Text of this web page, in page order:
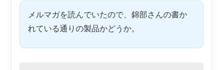
メルマガを読んでいたので、錦部さんの書か
れている通りの製品かどうか。